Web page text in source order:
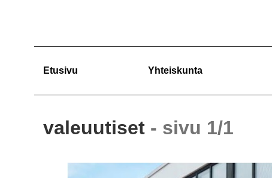
Etusivu Yhteiskunta
valeuutiset - sivu 1/1